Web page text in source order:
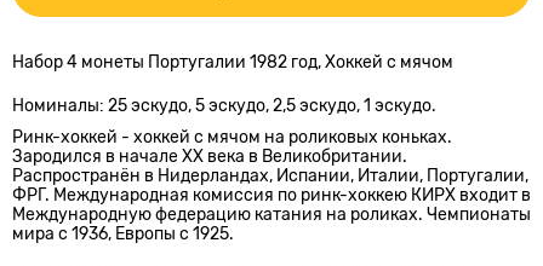
Набор 4 монеты Португалии 1982 год, Хоккей с мячом
Номиналы: 25 эскудо, 5 эскудо, 2,5 эскудо, 1 эскудо.
Ринк-хоккей - хоккей с мячом на роликовых коньках.
Зародился в начале XX века в Великобритании.
Распространён в Нидерландах, Испании, Италии, Португалии,
ФРГ. Международная комиссия по ринк-хоккею КИРХ входит в
Международную федерацию катания на роликах. Чемпионаты
мира с 1936, Европы с 1925.